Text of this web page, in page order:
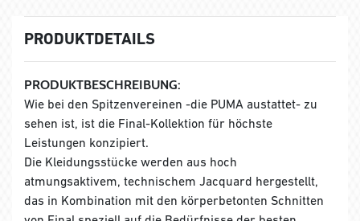
PRODUKTDETAILS
PRODUKTBESCHREIBUNG:
Wie bei den Spitzenvereinen -die PUMA austattet- zu
sehen ist, ist die Final-Kollektion für höchste
Leistungen konzipiert.
Die Kleidungsstücke werden aus hoch
atmungsaktivem, technischem Jacquard hergestellt,
das in Kombination mit den körperbetonten Schnitten